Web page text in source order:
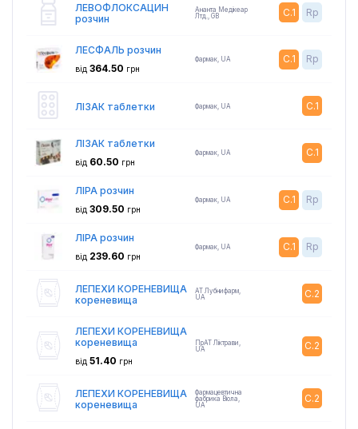
ЛЕВОФЛОКСАЦИН
розчин
Ананта Медікеар
Лтд.
GB C.1 Rp
ЛЕСФАЛЬ розчин
від 364.50 грн
Фармак, UA C.1 Rp
ЛІЗАК таблетки Фармак, UA C.1
ЛІЗАК таблетки
від 60.50 грн
Фармак, UA C.1
ЛІРА розчин
від 309.50 грн
Фармак, UA C.1 Rp
ЛІРА розчин
від 239.60 грн
Фармак, UA C.1 Rp
ЛЕПЕХИ КОРЕНЕВИЩА
кореневища
АТ Лубнифарм,
UA
C.2
ЛЕПЕХИ КОРЕНЕВИЩА
кореневища
від 51.40 грн
ПрАТ Ліктрави,
UA
C.2
ЛЕПЕХИ КОРЕНЕВИЩА
кореневища
Фармацевтична
фабрика Віола
UA
C.2